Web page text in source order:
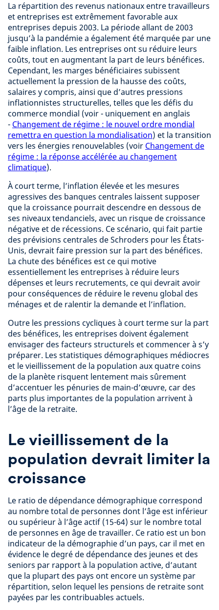
La répartition des revenus nationaux entre travailleurs
et entreprises est extrêmement favorable aux
entreprises depuis 2003. La période allant de 2003
jusqu’à la pandémie a également été marquée par une
faible inflation. Les entreprises ont su réduire leurs
coûts, tout en augmentant la part de leurs bénéfices.
Cependant, les marges bénéficiaires subissent
actuellement la pression de la hausse des coûts,
salaires y compris, ainsi que d’autres pressions
inflationnistes structurelles, telles que les défis du
commerce mondial (voir - uniquement en anglais
- Changement de régime : le nouvel ordre mondial
remettra en question la mondialisation) et la transition
vers les énergies renouvelables (voir Changement de
régime : la réponse accélérée au changement
climatique).
À court terme, l’inflation élevée et les mesures
agressives des banques centrales laissent supposer
que la croissance pourrait descendre en dessous de
ses niveaux tendanciels, avec un risque de croissance
négative et de récessions. Ce scénario, qui fait partie
des prévisions centrales de Schroders pour les États-
Unis, devrait faire pression sur la part des bénéfices.
La chute des bénéfices est ce qui motive
essentiellement les entreprises à réduire leurs
dépenses et leurs recrutements, ce qui devrait avoir
pour conséquences de réduire le revenu global des
ménages et de ralentir la demande et l’inflation.
Outre les pressions cycliques à court terme sur la part
des bénéfices, les entreprises doivent également
envisager des facteurs structurels et commencer à s’y
préparer. Les statistiques démographiques médiocres
et le vieillissement de la population aux quatre coins
de la planète risquent lentement mais sûrement
d’accentuer les pénuries de main-d’œuvre, car des
parts plus importantes de la population arrivent à
l’âge de la retraite.
Le vieillissement de la
population devrait limiter la
croissance
Le ratio de dépendance démographique correspond
au nombre total de personnes dont l’âge est inférieur
ou supérieur à l’âge actif (15-64) sur le nombre total
de personnes en âge de travailler. Ce ratio est un bon
indicateur de la démographie d’un pays, car il met en
évidence le degré de dépendance des jeunes et des
seniors par rapport à la population active, d’autant
que la plupart des pays ont encore un système par
répartition, selon lequel les pensions de retraite sont
payées par les contribuables actuels.